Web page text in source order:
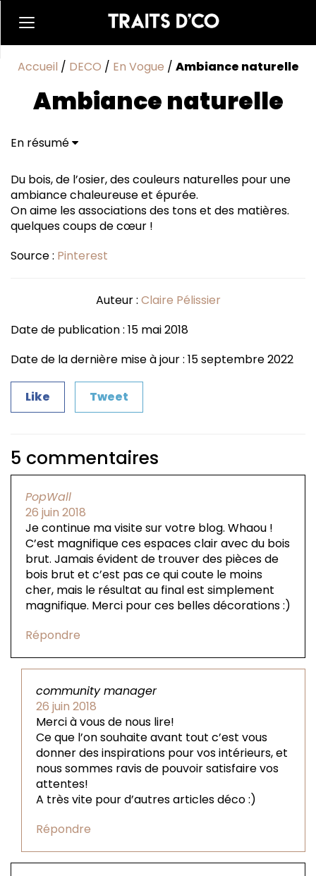
Accueil / DECO / En Vogue / Ambiance naturelle
Ambiance naturelle
En résumé
Du bois, de l’osier, des couleurs naturelles pour une
ambiance chaleureuse et épurée.
On aime les associations des tons et des matières.
quelques coups de cœur !
Source : Pinterest
Auteur : Claire Pélissier
Date de publication : 15 mai 2018
Date de la dernière mise à jour : 15 septembre 2022
Like Tweet
5 commentaires
PopWall
26 juin 2018
Je continue ma visite sur votre blog. Whaou !
C’est magnifique ces espaces clair avec du bois
brut. Jamais évident de trouver des pièces de
bois brut et c’est pas ce qui coute le moins
cher, mais le résultat au final est simplement
magnifique. Merci pour ces belles décorations :)
Répondre
community manager
26 juin 2018
Merci à vous de nous lire!
Ce que l’on souhaite avant tout c’est vous
donner des inspirations pour vos intérieurs, et
nous sommes ravis de pouvoir satisfaire vos
attentes!
A très vite pour d’autres articles déco :)
Répondre